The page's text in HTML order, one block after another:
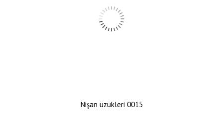
Nişan üzükleri 0015